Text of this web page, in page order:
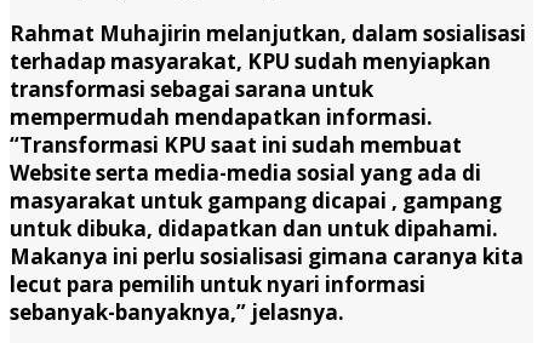
Rahmat Muhajirin melanjutkan, dalam sosialisasi
terhadap masyarakat, KPU sudah menyiapkan
transformasi sebagai sarana untuk
mempermudah mendapatkan informasi.
“Transformasi KPU saat ini sudah membuat
Website serta media-media sosial yang ada di
masyarakat untuk gampang dicapai , gampang
untuk dibuka, didapatkan dan untuk dipahami.
Makanya ini perlu sosialisasi gimana caranya kita
lecut para pemilih untuk nyari informasi
sebanyak-banyaknya,” jelasnya.